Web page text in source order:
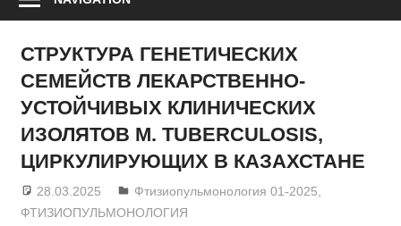
СТРУКТУРА ГЕНЕТИЧЕСКИХ
СЕМЕЙСТВ ЛЕКАРСТВЕННО-
УСТОЙЧИВЫХ КЛИНИЧЕСКИХ
ИЗОЛЯТОВ M. TUBERCULOSIS,
ЦИРКУЛИРУЮЩИХ В КАЗАХСТАНЕ
28.03.2025 admin
Фтизиопульмонология 01-2025
ФТИЗИОПУЛЬМОНОЛОГИЯ